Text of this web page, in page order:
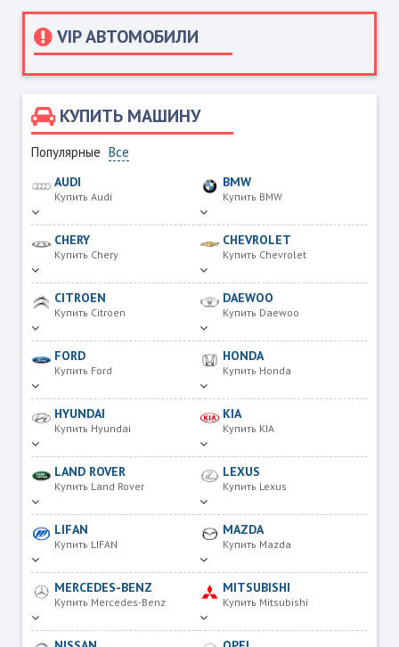
VIP АВТОМОБИЛИ
КУПИТЬ МАШИНУ
Популярные Все
AUDI
Купить Audi
BMW
Купить BMW
CHERY
Купить Chery
CHEVROLET
Купить Chevrolet
CITROEN
Купить Citroen
DAEWOO
Купить Daewoo
FORD
Купить Ford
HONDA
Купить Honda
HYUNDAI
Купить Hyundai
KIA
Купить KIA
LAND ROVER
Купить Land Rover
LEXUS
Купить Lexus
LIFAN
Купить LIFAN
MAZDA
Купить Mazda
MERCEDES-BENZ
Купить Mercedes-Benz
MITSUBISHI
Купить Mitsubishi